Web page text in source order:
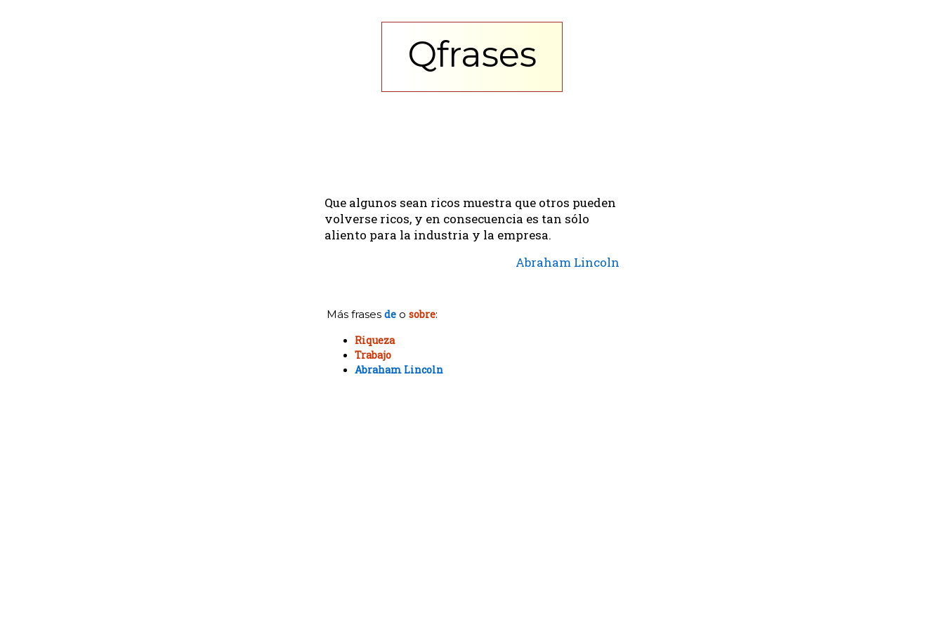
Qfrases
Que algunos sean ricos muestra que otros pueden
volverse ricos, y en consecuencia es tan sólo
aliento para la industria y la empresa.
Abraham Lincoln
Más frases de o sobre:
Riqueza
Trabajo
Abraham Lincoln